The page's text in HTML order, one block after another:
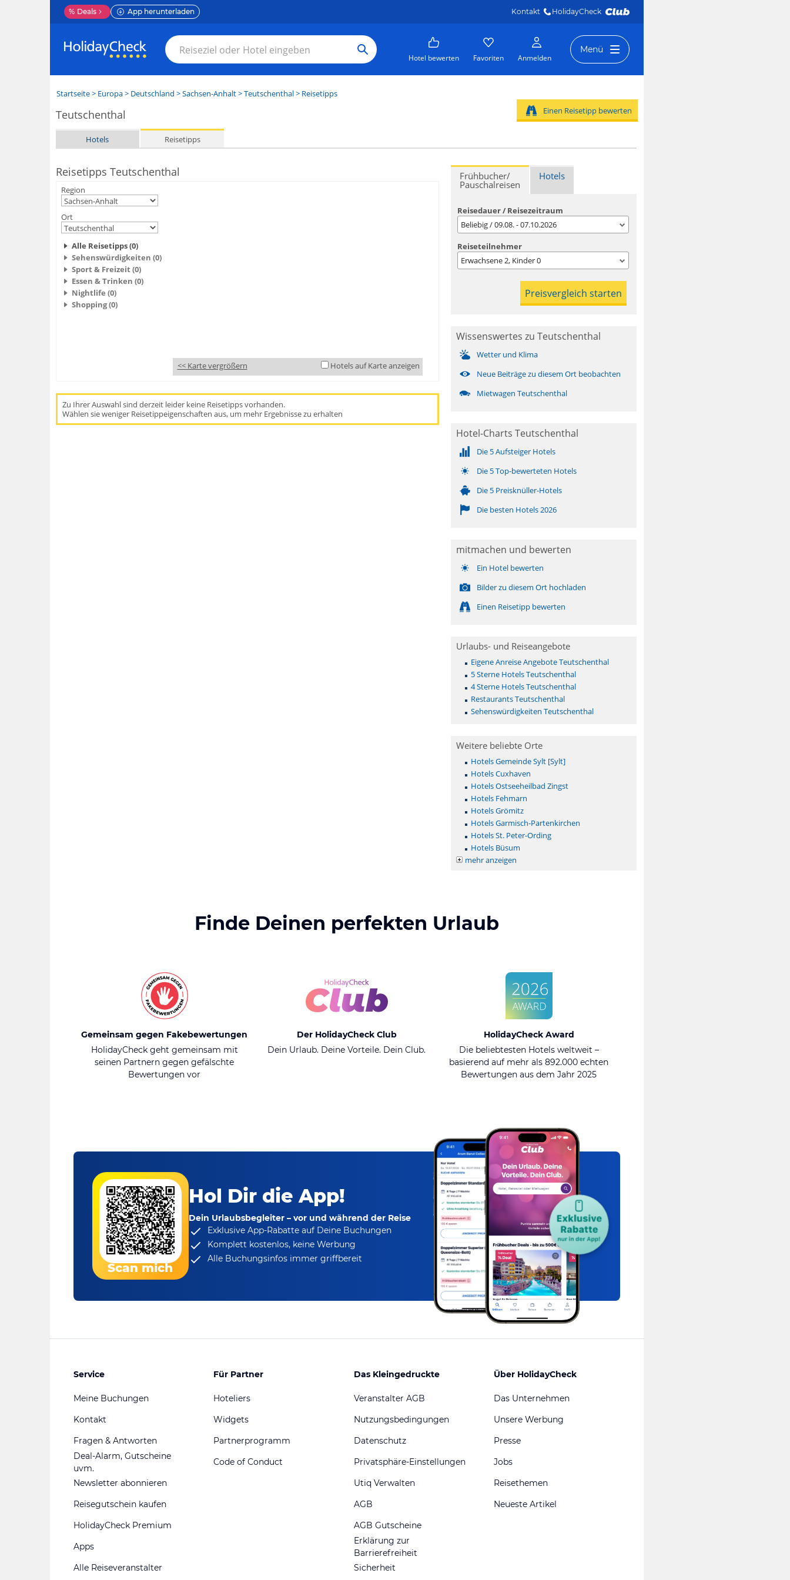
% Deals App herunterladen Kontakt HolidayCheck
Hotel bewerten Favoriten Anmelden
Menü
Startseite> Europa> Deutschland >Sachsen-Anhalt>Teutschenthal> Reisetipps
Teutschenthal
Hotels Reisetipps
Einen Reisetipp bewerten
Reisetipps Teutschenthal
Region
Ort
Alle Reisetipps (0)
Sehenswürdigkeiten (0)
Sport & Freizeit (0)
Essen & Trinken (0)
Nightlife (0)
Shopping (0)
<< Karte vergrößern Hotels auf Karte anzeigen
Zu Ihrer Auswahl sind derzeit leider keine Reisetipps vorhanden.
Wählen sie weniger Reisetippeigenschaften aus, um mehr Ergebnisse zu erhalten
Frühbucher/
Pauschalreisen
Hotels
Reisedauer / Reisezeitraum
Beliebig / 09.08. - 07.10.2026
Reiseteilnehmer
Erwachsene2, Kinder0
Wissenswertes zu Teutschenthal
Wetter und Klima
Neue Beiträge zu diesem Ort beobachten
Mietwagen Teutschenthal
Hotel-Charts Teutschenthal
Die 5 Aufsteiger Hotels
Die 5 Top-bewerteten Hotels
Die 5 Preisknüller-Hotels
Die besten Hotels 2026
mitmachen und bewerten
Ein Hotel bewerten
Bilder zu diesem Ort hochladen
Einen Reisetipp bewerten
Urlaubs- und Reiseangebote
Eigene Anreise Angebote Teutschenthal
5 Sterne Hotels Teutschenthal
4 Sterne Hotels Teutschenthal
Restaurants Teutschenthal
Sehenswürdigkeiten Teutschenthal
Weitere beliebte Orte
Hotels Gemeinde Sylt [Sylt]
Hotels Cuxhaven
Hotels Ostseeheilbad Zingst
Hotels Fehmarn
Hotels Grömitz
Hotels Garmisch-Partenkirchen
Hotels St. Peter-Ording
Hotels Büsum
mehr anzeigen
Finde Deinen perfekten Urlaub
Gemeinsam gegen Fakebewertungen
HolidayCheck geht gemeinsam mit
seinen Partnern gegen gefälschte
Bewertungen vor
Der HolidayCheck Club
Dein Urlaub. Deine Vorteile. Dein Club.
HolidayCheck Award
Die beliebtesten Hotels weltweit –
basierend auf mehr als 892.000 echten
Bewertungen aus dem Jahr 2025
Scan mich
Hol Dir die App!
Dein Urlaubsbegleiter – vor und während der Reise
Exklusive App-Rabatteauf Deine Buchungen
Komplett kostenlos, keine Werbung
Alle Buchungsinfos immer griffbereit
Service
Meine Buchungen
Kontakt
Fragen & Antworten
Deal-Alarm, Gutscheine
uvm.
Newsletter abonnieren
Reisegutschein kaufen
HolidayCheck Premium
Apps
Alle Reiseveranstalter
Für Partner
Hoteliers
Widgets
Partnerprogramm
Code of Conduct
Das Kleingedruckte
Veranstalter AGB
Nutzungsbedingungen
Datenschutz
Privatsphäre-Einstellungen
Utiq Verwalten
AGB
AGB Gutscheine
Erklärung zur
Barrierefreiheit
Sicherheit
Über HolidayCheck
Das Unternehmen
Unsere Werbung
Presse
Jobs
Reisethemen
Neueste Artikel